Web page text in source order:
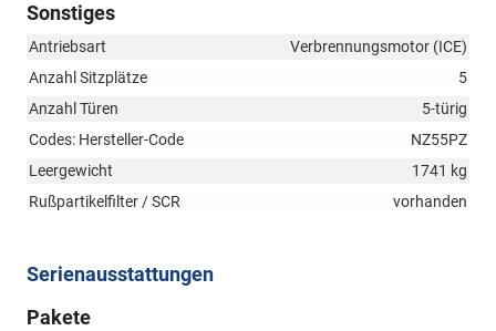
Sonstiges
Antriebsart
Verbrennungsmotor (ICE)
Anzahl Sitzplätze
5
Anzahl Türen
5-türig
Codes: Hersteller-Code
NZ55PZ
Leergewicht
1741 kg
Rußpartikelfilter / SCR
vorhanden
Serienausstattungen
Pakete